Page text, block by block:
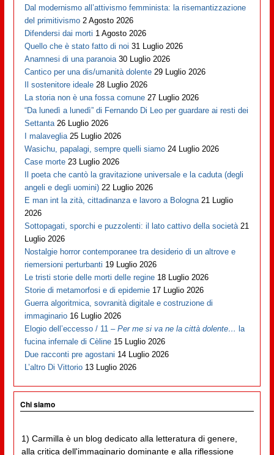
Dal modernismo all’attivismo femminista: la risemantizzazione
del primitivismo 2 Agosto 2026
Difendersi dai morti 1 Agosto 2026
Quello che è stato fatto di noi 31 Luglio 2026
Anamnesi di una paranoia 30 Luglio 2026
Cantico per una dis/umanità dolente 29 Luglio 2026
Il sostenitore ideale 28 Luglio 2026
La storia non è una fossa comune 27 Luglio 2026
“Da lunedì a lunedì” di Fernando Di Leo per guardare ai resti dei
Settanta 26 Luglio 2026
I malaveglia 25 Luglio 2026
Wasichu, papalagi, sempre quelli siamo 24 Luglio 2026
Case morte 23 Luglio 2026
Il poeta che cantò la gravitazione universale e la caduta (degli
angeli e degli uomini) 22 Luglio 2026
E man int la zità, cittadinanza e lavoro a Bologna 21 Luglio
2026
Sottopagati, sporchi e puzzolenti: il lato cattivo della società 21
Luglio 2026
Nostalgie horror contemporanee tra desiderio di un altrove e
riemersioni perturbanti 19 Luglio 2026
Le tristi storie delle morti delle regine 18 Luglio 2026
Storie di metamorfosi e di epidemie 17 Luglio 2026
Guerra algoritmica, sovranità digitale e costruzione di
immaginario 16 Luglio 2026
Elogio dell’eccesso / 11 –Per me si va ne la città dolente… la
fucina infernale di Cèline 15 Luglio 2026
Due racconti pre agostani 14 Luglio 2026
L’altro Di Vittorio 13 Luglio 2026
Chi siamo
1) Carmilla è un blog dedicato alla letteratura di genere,
alla critica dell'immaginario dominante e alla riflessione